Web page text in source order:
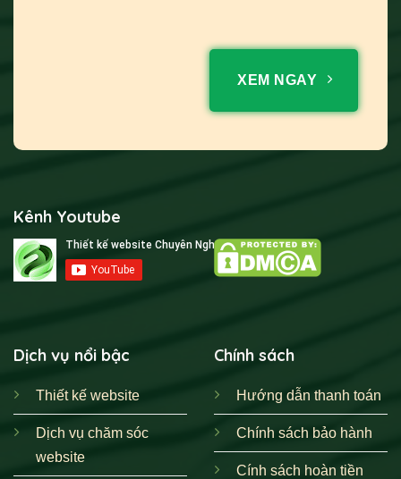
XEM NGAY
Kênh Youtube
Dịch vụ nổi bậc
Thiết kế website
Dịch vụ chăm sóc
website
Chính sách
Hướng dẫn thanh toán
Chính sách bảo hành
Cính sách hoàn tiền